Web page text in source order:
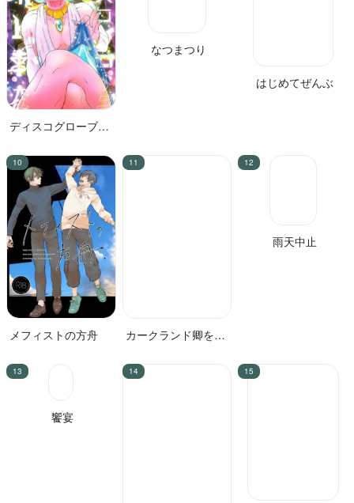
ディスコグローブナ
メフィストの方舟
カークランド卿を屈